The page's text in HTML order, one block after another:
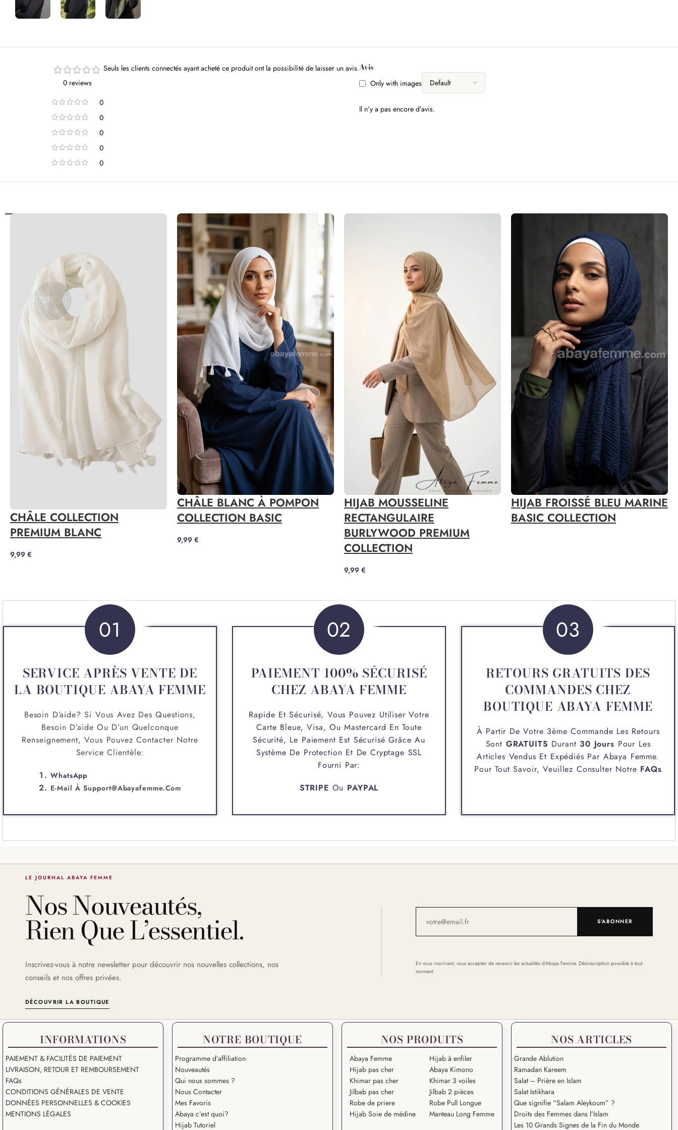
0 reviews
0
0
0
0
0
Avis
Only with images
Il n’y a pas encore d’avis.
Seuls les clients connectés ayant acheté ce produit ont la possibilité de laisser un avis.
CHÂLE COLLECTION
PREMIUM BLANC
9,99 €
CHÂLE BLANC À POMPON
COLLECTION BASIC
9,99 €
HIJAB MOUSSELINE
RECTANGULAIRE
BURLYWOOD PREMIUM
COLLECTION
9,99 €
HIJAB FROISSÉ BLEU MARINE
BASIC COLLECTION
01
SERVICE APRÈS VENTE DE
LA BOUTIQUE ABAYA FEMME
Besoin D’aide? Si Vous Avez Des Questions,
Besoin D’aide Ou D’un Quelconque
Renseignement, Vous Pouvez Contacter Notre
Service Clientèle:
WhatsApp
E-Mail ÀSupport@abayafemme.com
02
PAIEMENT 100% SÉCURISÉ
CHEZ ABAYA FEMME
Rapide Et Sécurisé, Vous Pouvez Utiliser Votre
Carte Bleue, Visa, Ou Mastercard En Toute
Sécurité, Le Paiement Est Sécurisé Grâce Au
Système De Protection Et De Cryptage SSL
Fourni Par:
STRIPE Ou PAYPAL
03
RETOURS GRATUITS DES
COMMANDES CHEZ
BOUTIQUE ABAYA FEMME
À Partir De Votre 3ème Commande Les Retours
Sont GRATUITS Durant 30 Jours Pour Les
Articles Vendus Et Expédiés Par Abaya Femme.
Pour Tout Savoir, Veuillez Consulter Notre FAQs
LE JOURNAL ABAYA FEMME
Nos Nouveautés,
Rien Que L’essentiel.
Inscrivez-vous à notre newsletter pour découvrir nos nouvelles collections, nos
conseils et nos offres privées.
DÉCOUVRIR LA BOUTIQUE
S'ABONNER
En vous inscrivant, vous acceptez de recevoir les actualités d’Abaya Femme. Désinscription possible à tout
moment.
INFORMATIONS
PAIEMENT & FACILITÉS DE PAIEMENT
LIVRAISON, RETOUR ET REMBOURSEMENT
FAQs
CONDITIONS GÉNÉRALES DE VENTE
DONNÉES PERSONNELLES & COOKIES
MENTIONS LÉGALES
NOTRE BOUTIQUE
Programme d’affiliation
Nouveautés
Qui nous sommes ?
Nous Contacter
Mes Favoris
Abaya c’est quoi?
Hijab Tutoriel
NOS PRODUITS
Abaya Femme
Hijab pas cher
Khimar pas cher
Jilbab pas cher
Robe de priere
Hijab Soie de médine
Hijab à enfiler
Abaya Kimono
Khimar 3 voiles
Jilbab 2 pièces
Robe Pull Longue
Manteau Long Femme
NOS ARTICLES
Grande Ablution
Ramadan Kareem
Salat – Prière en Islam
Salat Istikhara
Que signifie “Salam Aleykoum” ?
Droits des Femmes dans l’Islam
Les 10 Grands Signes de la Fin du Monde